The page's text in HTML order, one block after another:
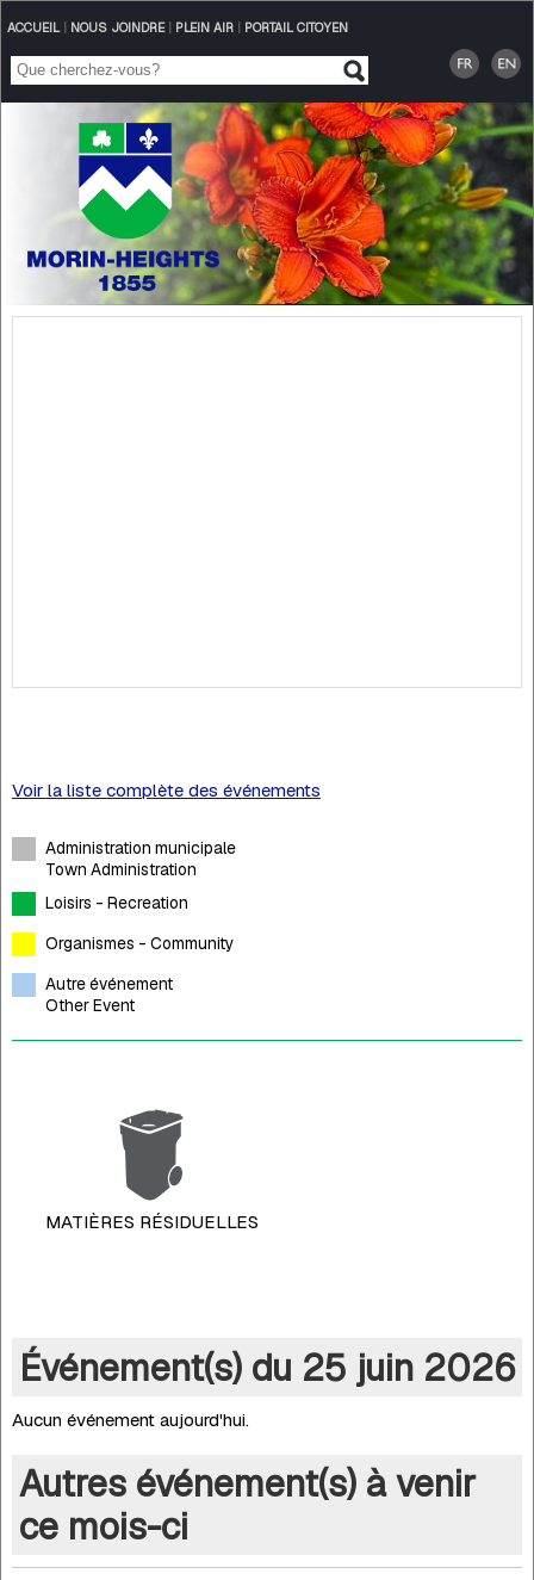
ACCUEIL| NOUS JOINDRE| PLEIN AIR| PORTAIL CITOYEN
Voir la liste complète des événements
Administration municipale
Town Administration
Loisirs - Recreation
Organismes - Community
Autre événement
Other Event
MATIÈRES RÉSIDUELLES
Événement(s) du 25 juin 2026
Aucun événement aujourd'hui.
Autres événement(s) à venir
ce mois-ci